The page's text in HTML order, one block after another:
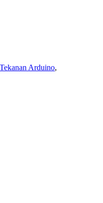
Arduino,